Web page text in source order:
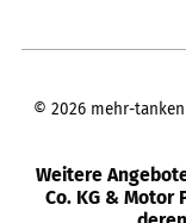
© 2026 mehr-
Weitere
Co. KG & Motor